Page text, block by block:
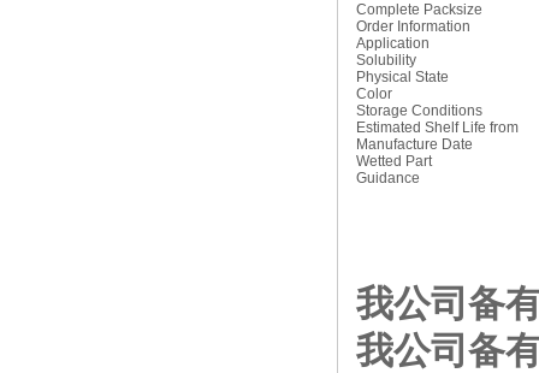
Complete Packsize
Order Information
Application
Solubility
Physical State
Color
Storage Conditions
Estimated Shelf Life from
Manufacture Date
Wetted Part
Guidance
我公司备
我公司备